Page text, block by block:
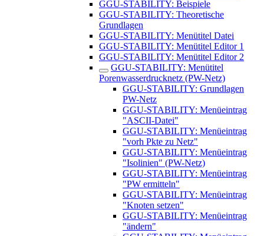
GGU-STABILITY: Beispiele
GGU-STABILITY: Theoretische
Grundlagen
GGU-STABILITY: Menütitel Datei
GGU-STABILITY: Menütitel Editor 1
GGU-STABILITY: Menütitel Editor 2
GGU-STABILITY: Menütitel
Porenwasserdrucknetz (PW-Netz)
GGU-STABILITY: Grundlagen
PW-Netz
GGU-STABILITY: Menüeintrag
"ASCII-Datei"
GGU-STABILITY: Menüeintrag
"vorh Pkte zu Netz"
GGU-STABILITY: Menüeintrag
"Isolinien" (PW-Netz)
GGU-STABILITY: Menüeintrag
"PW ermitteln"
GGU-STABILITY: Menüeintrag
"Knoten setzen"
GGU-STABILITY: Menüeintrag
"ändern"